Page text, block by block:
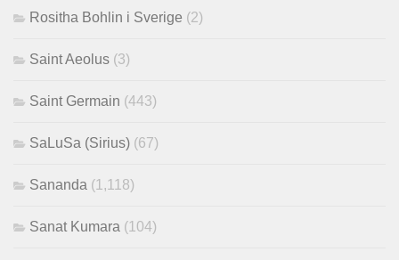
Rositha Bohlin i Sverige (2)
Saint Aeolus (3)
Saint Germain (443)
SaLuSa (Sirius) (67)
Sananda (1,118)
Sanat Kumara (104)